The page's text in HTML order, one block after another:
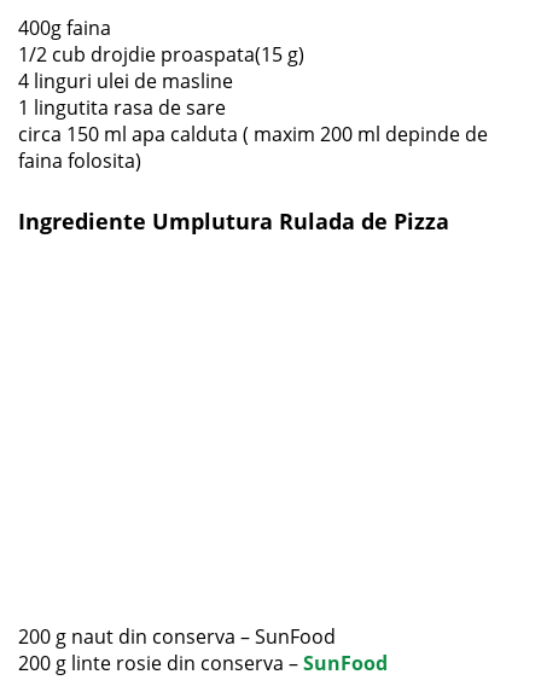
400g faina
1/2 cub drojdie proaspata(15 g)
4 linguri ulei de masline
1 lingutita rasa de sare
circa 150 ml apa calduta ( maxim 200 ml depinde de
faina folosita)
Ingrediente Umplutura Rulada de Pizza
200 g naut din conserva – SunFood
200 g linte rosie din conserva –SunFood